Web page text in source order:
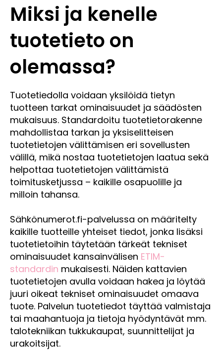
Miksi ja kenelle
tuotetieto on
olemassa?
Tuotetiedolla voidaan yksilöidä tietyn
tuotteen tarkat ominaisuudet ja säädösten
mukaisuus. Standardoitu tuotetietorakenne
mahdollistaa tarkan ja yksiselitteisen
tuotetietojen välittämisen eri sovellusten
välillä, mikä nostaa tuotetietojen laatua sekä
helpottaa tuotetietojen välittämistä
toimitusketjussa – kaikille osapuolille ja
milloin tahansa.
Sähkönumerot.fi-palvelussa on määritelty
kaikille tuotteille yhteiset tiedot, jonka lisäksi
tuotetietoihin täytetään tärkeät tekniset
ominaisuudet kansainvälisen ETIM-
standardin mukaisesti. Näiden kattavien
tuotetietojen avulla voidaan hakea ja löytää
juuri oikeat tekniset ominaisuudet omaava
tuote. Palvelun tuotetiedot täyttää valmistaja
tai maahantuoja ja tietoja hyödyntävät mm.
talotekniikan tukkukaupat, suunnittelijat ja
urakoitsijat.